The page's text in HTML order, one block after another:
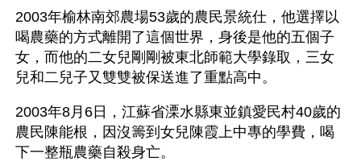
2003年榆林南郊農場53歲的農民景統仕，他選擇以
喝農藥的方式離開了這個世界，身後是他的五個子
女，而他的二女兒剛剛被東北師範大學錄取，三女
兒和二兒子又雙雙被保送進了重點高中。
2003年8月6日，江蘇省溧水縣東並鎮愛民村40歲的
農民陳能根，因沒籌到女兒陳霞上中專的學費，喝
下一整瓶農藥自殺身亡。